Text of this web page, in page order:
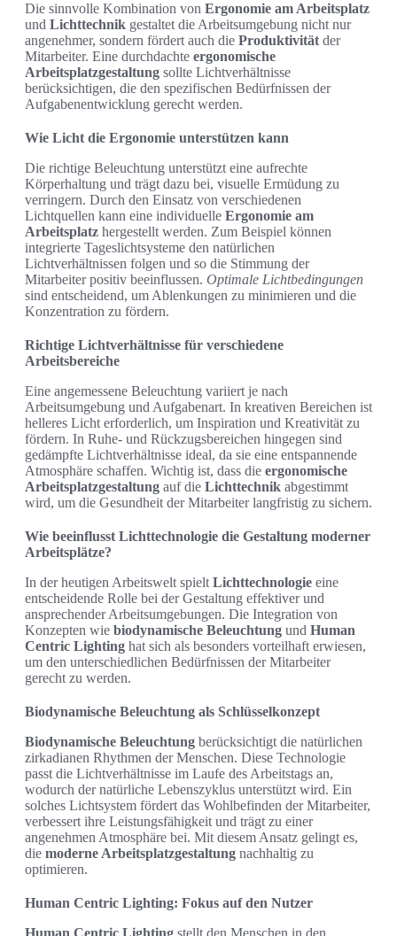
Die sinnvolle Kombination von Ergonomie am Arbeitsplatz
und Lichttechnik gestaltet die Arbeitsumgebung nicht nur
angenehmer, sondern fördert auch die Produktivität der
Mitarbeiter. Eine durchdachte ergonomische
Arbeitsplatzgestaltung sollte Lichtverhältnisse
berücksichtigen, die den spezifischen Bedürfnissen der
Aufgabenentwicklung gerecht werden.
Wie Licht die Ergonomie unterstützen kann
Die richtige Beleuchtung unterstützt eine aufrechte
Körperhaltung und trägt dazu bei, visuelle Ermüdung zu
verringern. Durch den Einsatz von verschiedenen
Lichtquellen kann eine individuelle Ergonomie am
Arbeitsplatz hergestellt werden. Zum Beispiel können
integrierte Tageslichtsysteme den natürlichen
Lichtverhältnissen folgen und so die Stimmung der
Mitarbeiter positiv beeinflussen. Optimale Lichtbedingungen
sind entscheidend, um Ablenkungen zu minimieren und die
Konzentration zu fördern.
Richtige Lichtverhältnisse für verschiedene
Arbeitsbereiche
Eine angemessene Beleuchtung variiert je nach
Arbeitsumgebung und Aufgabenart. In kreativen Bereichen ist
helleres Licht erforderlich, um Inspiration und Kreativität zu
fördern. In Ruhe- und Rückzugsbereichen hingegen sind
gedämpfte Lichtverhältnisse ideal, da sie eine entspannende
Atmosphäre schaffen. Wichtig ist, dass die ergonomische
Arbeitsplatzgestaltung auf die Lichttechnik abgestimmt
wird, um die Gesundheit der Mitarbeiter langfristig zu sichern.
Wie beeinflusst Lichttechnologie die Gestaltung moderner
Arbeitsplätze?
In der heutigen Arbeitswelt spielt Lichttechnologie eine
entscheidende Rolle bei der Gestaltung effektiver und
ansprechender Arbeitsumgebungen. Die Integration von
Konzepten wie biodynamische Beleuchtung und Human
Centric Lighting hat sich als besonders vorteilhaft erwiesen,
um den unterschiedlichen Bedürfnissen der Mitarbeiter
gerecht zu werden.
Biodynamische Beleuchtung als Schlüsselkonzept
Biodynamische Beleuchtung berücksichtigt die natürlichen
zirkadianen Rhythmen der Menschen. Diese Technologie
passt die Lichtverhältnisse im Laufe des Arbeitstags an,
wodurch der natürliche Lebenszyklus unterstützt wird. Ein
solches Lichtsystem fördert das Wohlbefinden der Mitarbeiter,
verbessert ihre Leistungsfähigkeit und trägt zu einer
angenehmen Atmosphäre bei. Mit diesem Ansatz gelingt es,
die moderne Arbeitsplatzgestaltung nachhaltig zu
optimieren.
Human Centric Lighting: Fokus auf den Nutzer